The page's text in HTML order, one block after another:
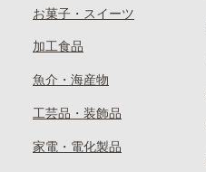
お菓子・スイーツ
加工食品
魚介・海産物
工芸品・装飾品
家電・電化製品